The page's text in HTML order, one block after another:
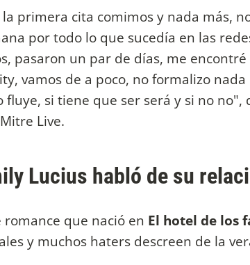
la primera cita comimos y nada más,
por todo lo que sucedía en las
pasaron un par de días, me
vamos de a poco, no formalizo
fluye, si tiene que ser será y si no no",
Live.
Lucius habló de su
romance que nació en El hotel de los
y muchos haters descreen de la